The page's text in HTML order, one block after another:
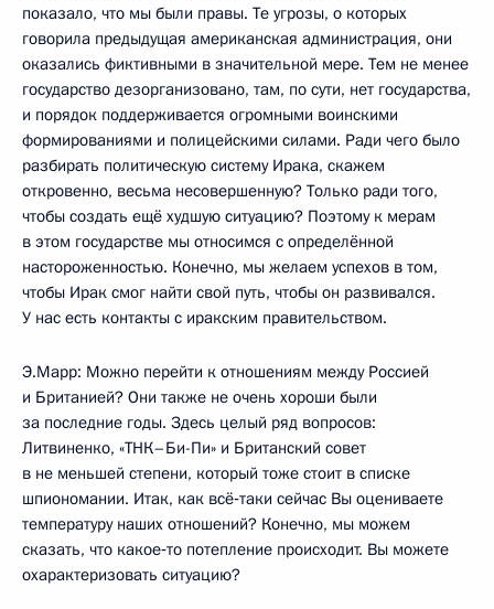
показало, что мы были правы. Те угрозы, о которых
говорила предыдущая американская администрация, они
оказались фиктивными в значительной мере. Тем не менее
государство дезорганизовано, там, по сути, нет государства,
и порядок поддерживается огромными воинскими
формированиями и полицейскими силами. Ради чего было
разбирать политическую систему Ирака, скажем
откровенно, весьма несовершенную? Только ради того,
чтобы создать ещё худшую ситуацию? Поэтому к мерам
в этом государстве мы относимся с определённой
настороженностью. Конечно, мы желаем успехов в том,
чтобы Ирак смог найти свой путь, чтобы он развивался.
У нас есть контакты с иракским правительством.
Э.Марр: Можно перейти к отношениям между Россией
и Британией? Они также не очень хороши были
за последние годы. Здесь целый ряд вопросов:
Литвиненко, «ТНК–Би-Пи» и Британский совет
в не меньшей степени, который тоже стоит в списке
шпиономании. Итак, как всё‑таки сейчас Вы оцениваете
температуру наших отношений? Конечно, мы можем
сказать, что какое‑то потепление происходит. Вы можете
охарактеризовать ситуацию?